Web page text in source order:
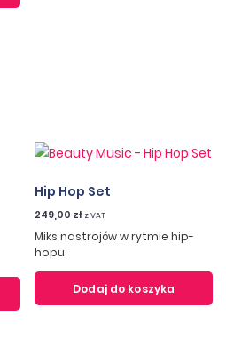
Hip Hop Set
249,00 zł z VAT
Miks nastrojów w rytmie hip-
hopu
Dodaj do koszyka